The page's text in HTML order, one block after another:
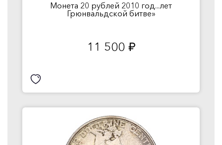
Монета 20 рублей 2010 год...лет
Грюнвальдской битве»
11 500 руб.